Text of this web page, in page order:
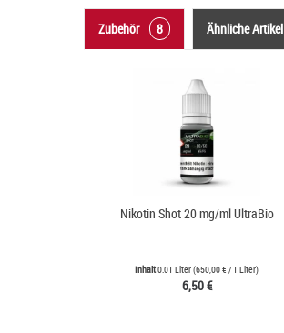
Zubehör 8 Ähnliche Artikel
Nikotin Shot 20 mg/ml UltraBio
Inhalt0.01 Liter(650,00 € / 1 Liter)
6,50 €